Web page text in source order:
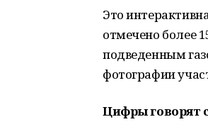
Это
отмечено более
подведенным
фотографии
Цифры говорят